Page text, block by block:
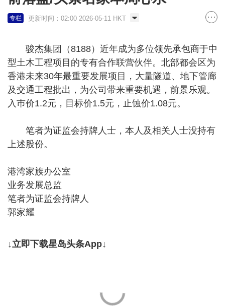
专栏 更新时间：02:00 2026-05-11 HKT
骏杰集团（8188）近年成为多位领先承包商于中
型土木工程项目的专有合作联营伙伴。北部都会区为
香港未来30年最重要发展项目，大量隧道、地下管廊
及交通工程批出，为公司带来重要机遇，前景乐观。
入巿价1.2元，目标价1.5元，止蚀价1.08元。
笔者为证监会持牌人士，本人及相关人士没持有
上述股份。
港湾家族办公室
业务发展总监
笔者为证监会持牌人
郭家耀
↓立即下载星岛头条App↓